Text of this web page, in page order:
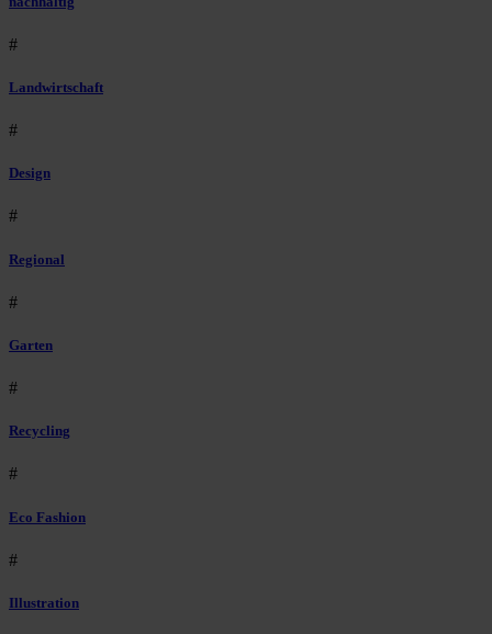
#
Landwirtschaft
#
Design
#
Regional
#
Garten
#
Recycling
#
Eco Fashion
#
Illustration